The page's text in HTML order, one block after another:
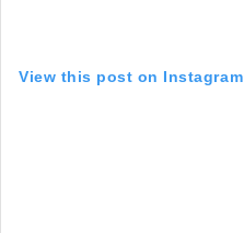
View this post on Instagram